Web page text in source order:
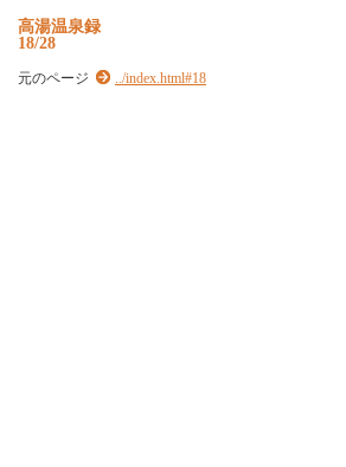
高湯温泉録
18/28
元のページ ../index.html#18